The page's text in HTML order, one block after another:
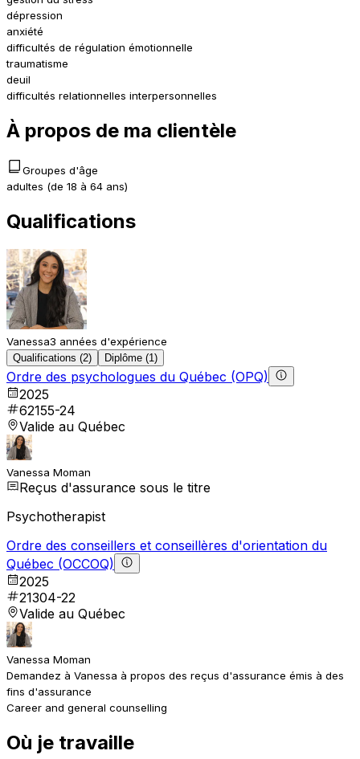
dépression
anxiété
difficultés de régulation émotionnelle
traumatisme
deuil
difficultés relationnelles interpersonnelles
À propos de ma clientèle
Groupes d'âge
adultes (de 18 à 64 ans)
Qualifications
Vanessa3 années d'expérience
Qualifications (2) Diplôme (1)
Ordre des psychologues du Québec (OPQ)
2025
62155-24
Valide au Québec
Vanessa Moman
Reçus d'assurance sous le titre
Psychotherapist
Ordre des conseillers et conseillères d'orientation du
Québec (OCCOQ)
2025
21304-22
Valide au Québec
Vanessa Moman
Demandez à Vanessa à propos des reçus d'assurance émis à des
fins d'assurance
Career and general counselling
Où je travaille